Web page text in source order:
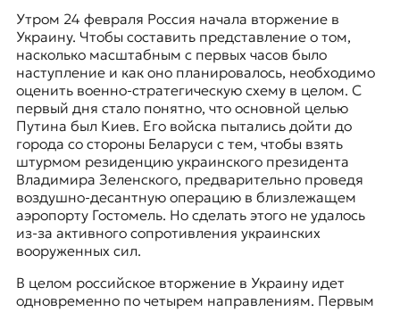
н
а
л
и
с
т
и
к
а
в
п
е
р
е
в
о
д
Утром 24 февраля Россия начала вторжение в
Украину. Чтобы составить представление о том,
насколько масштабным с первых часов было
наступление и как оно планировалось, необходимо
оценить военно-стратегическую схему в целом. С
первый дня стало понятно, что основной целью
Путина был Киев. Его войска пытались дойти до
города со стороны Беларуси с тем, чтобы взять
штурмом резиденцию украинского президента
Владимира Зеленского, предварительно проведя
воздушно-десантную операцию в близлежащем
аэропорту Гостомель. Но сделать этого не удалось
из-за активного сопротивления украинских
вооруженных сил.
В целом российское вторжение в Украину идет
одновременно по четырем направлениям. Первым